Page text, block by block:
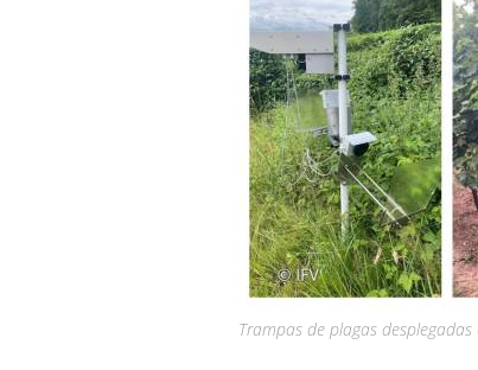
Trampas de plagas desplegadas